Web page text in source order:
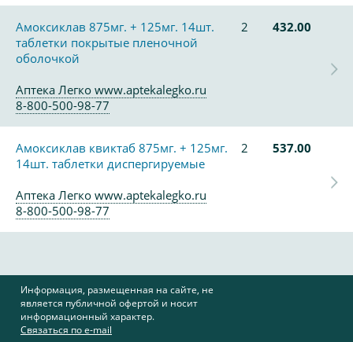
Амоксиклав 875мг. + 125мг. 14шт.
таблетки покрытые пленочной
оболочкой
2 432.00
Аптека Легко www.aptekalegko.ru
8-800-500-98-77
Амоксиклав квиктаб 875мг. + 125мг.
14шт. таблетки диспергируемые
2 537.00
Аптека Легко www.aptekalegko.ru
8-800-500-98-77
Информация, размещенная на сайте, не
является публичной офертой и носит
информационный характер.
Связаться по e-mail